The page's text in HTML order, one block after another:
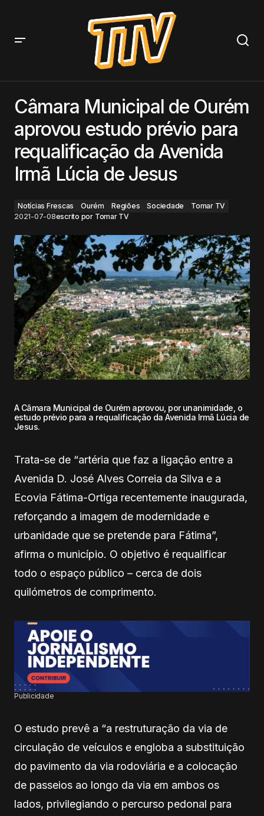
para requalificação da Avenida Irmã Lúcia de Jesus
Câmara Municipal de Ourém
aprovou estudo prévio para
requalificação da Avenida
Irmã Lúcia de Jesus
Notícias Frescas Ourém Regiões Sociedade
Tomar TV
2021-07-08escrito por Tomar TV
A Câmara Municipal de Ourém aprovou, por unanimidade, o
estudo prévio para a requalificação da Avenida Irmã Lúcia de
Jesus.
Trata-se de “artéria que faz a ligação entre a
Avenida D. José Alves Correia da Silva e a
Ecovia Fátima-Ortiga recentemente inaugurada,
reforçando a imagem de modernidade e
urbanidade que se pretende para Fátima”,
afirma o município. O objetivo é requalificar
todo o espaço público – cerca de dois
quilómetros de comprimento.
Publicidade
O estudo prevê a “a restruturação da via de
circulação de veículos e engloba a substituição
do pavimento da via rodoviária e a colocação
de passeios ao longo da via em ambos os
lados, privilegiando o percurso pedonal para